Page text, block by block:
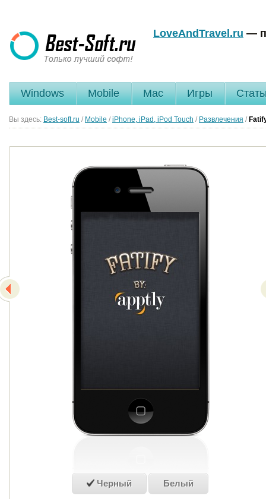
LoveAndTravel.ru —
Windows Mobile Mac Игры
Вы здесь: Best-soft.ru / Mobile / iPhone, iPad, iPod Touch / Развлечения /
Черный Белый